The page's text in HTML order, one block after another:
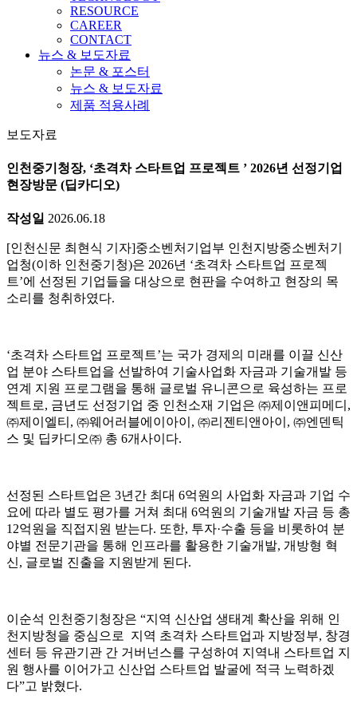
RESOURCE
CAREER
CONTACT
뉴스 & 보도자료
논문 & 포스터
뉴스 & 보도자료
제품 적용사례
보도자료
인천중기청장, ‘초격차 스타트업 프로젝트 ’ 2026년 선정기업
현장방문 (딥카디오)
작성일 2026.06.18
[인천신문 최현식 기자]중소벤처기업부 인천지방중소벤처기
업청(이하 인천중기청)은 2026년 ‘초격차 스타트업 프로젝
트’에 선정된 기업들을 대상으로 현판을 수여하고 현장의 목
소리를 청취하였다.
‘초격차 스타트업 프로젝트’는 국가 경제의 미래를 이끌 신산
업 분야 스타트업을 선발하여 기술사업화 자금과 기술개발 등
연계 지원 프로그램을 통해 글로벌 유니콘으로 육성하는 프로
젝트로, 금년도 선정기업 중 인천소재 기업은 ㈜제이앤피메디,
㈜제이엘티, ㈜웨어러블에이아이, ㈜리젠티앤아이, ㈜엔덴틱
스 및 딥카디오㈜ 총 6개사이다.
선정된 스타트업은 3년간 최대 6억원의 사업화 자금과 기업 수
요에 따라 별도 평가를 거쳐 최대 6억원의 기술개발 자금 등 총
12억원을 직접지원 받는다. 또한, 투자·수출 등을 비롯하여 분
야별 전문기관을 통해 인프라를 활용한 기술개발, 개방형 혁
신, 글로벌 진출을 지원받게 된다.
이순석 인천중기청장은 “지역 신산업 생태계 확산을 위해 인
천지방청을 중심으로 지역 초격차 스타트업과 지방정부, 창경
센터 등 유관기관 간 거버넌스를 구성하여 지역내 스타트업 지
원 행사를 이어가고 신산업 스타트업 발굴에 적극 노력하겠
다”고 밝혔다.